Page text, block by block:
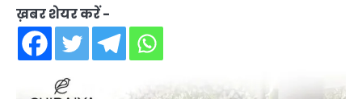
ख़बर शेयर करें -